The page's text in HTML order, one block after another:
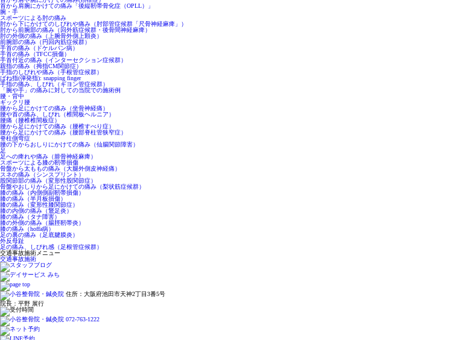
首から肩腕にかけての痛み「後縦靭帯骨化症（OPLL）」
腕・手
スポーツによる肘の痛み
肘から下にかけてのしびれや痛み（肘部管症候群「尺骨神経麻痺」）
肘から前腕部の痛み（回外筋症候群・後骨間神経麻痺）
肘の外側の痛み（上腕骨外側上顆炎）
前腕部の痛み（円回内筋症候群）
手首の痛み（ドケルバン病）
手首の痛み（TFCC損傷）
手首付近の痛み（インターセクション症候群）
親指の痛み（拇指CM関節症）
手指のしびれや痛み（手根管症候群）
ばね指(弾発指): snapping finger
手指の痛み、しびれ（ギヨン管症候群）
「腕や手」の痛みに対しての当院での施術例
腰・背中
ギックリ腰
腰から足にかけての痛み（坐骨神経痛）
腰や首の痛み、しびれ（椎間板ヘルニア）
腰痛（腰椎椎間板症）
腰から足にかけての痛み（腰椎すべり症）
腰から足にかけての痛み（腰部脊柱管狭窄症）
脊柱側弯症
腰の下からおしりにかけての痛み（仙腸関節障害）
足
足への痺れや痛み（腓骨神経麻痺）
スポーツによる膝の靭帯損傷
骨盤から太ももの痛み（大腿外側皮神経痛）
スネの痛み（シンスプリント）
股関節部の痛み（変形性股関節症）
骨盤やおしりから足にかけての痛み（梨状筋症候群）
膝の痛み（内側側副靭帯損傷）
膝の痛み（半月板損傷）
膝の痛み（変形性膝関節症）
膝の内側の痛み（鵞足炎）
膝の痛み（タナ障害）
膝の外側の痛み（腸脛靭帯炎）
膝の痛み（hoffa病）
足の裏の痛み（足底腱膜炎）
外反母趾
足の痛み、しびれ感（足根管症候群）
交通事故施術メニュー
交通事故施術
住所：大阪府池田市天神2丁目3番5号
院長：平野 展行